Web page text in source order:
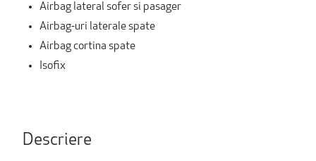
Airbag lateral sofer si pasager
Airbag-uri laterale spate
Airbag cortina spate
Isofix
Descriere